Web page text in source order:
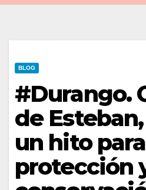
BLOG
#Durango.
de
un hito
protección